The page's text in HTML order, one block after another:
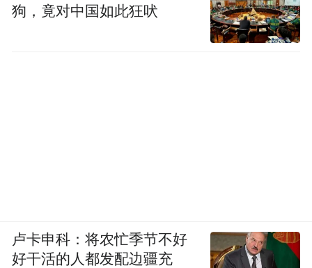
狗，竟对中国如此狂吠
卢卡申科：将农忙季节不好
好干活的人都发配边疆充